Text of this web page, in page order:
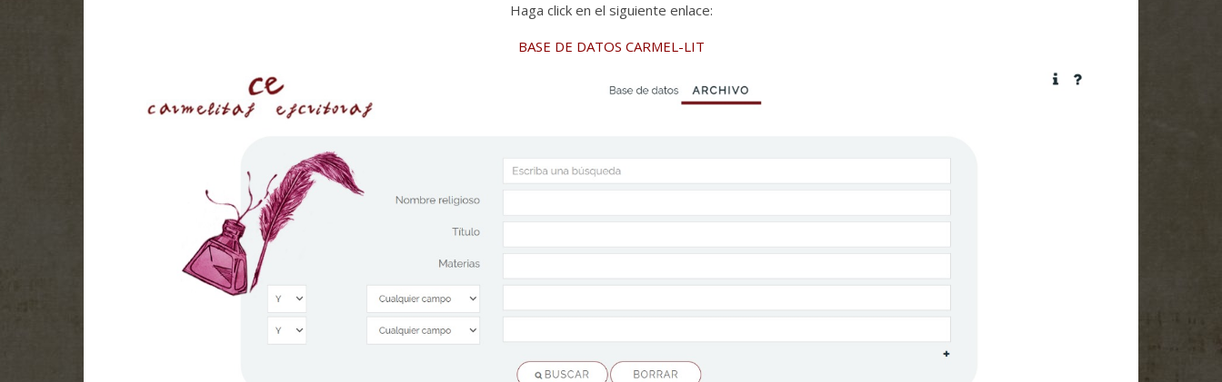
Haga click en el siguiente enlace:
BASE DE DATOS CARMEL-LIT